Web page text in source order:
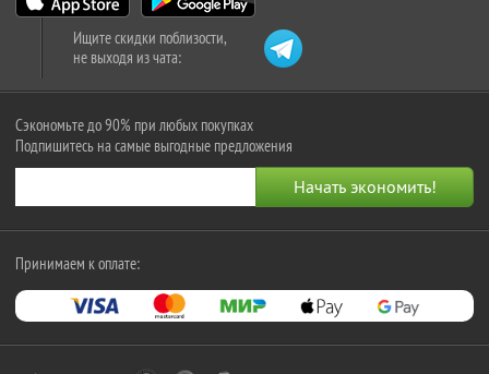
Ищите скидки поблизости,
не выходя из чата:
Сэкономьте до 90% при любых покупках
Подпишитесь на самые выгодные предложения
Принимаем к оплате: